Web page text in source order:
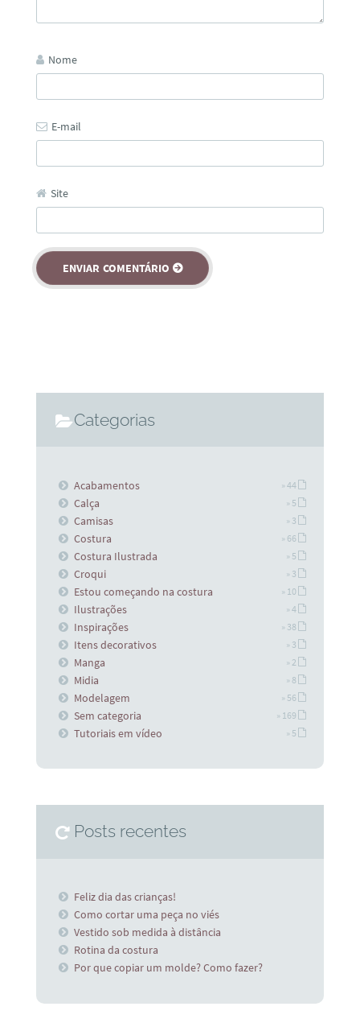
Nome
E-mail
Site
Categorias
Acabamentos » 44
Calça » 5
Camisas » 3
Costura » 66
Costura Ilustrada » 5
Croqui » 3
Estou começando na costura » 10
Ilustrações » 4
Inspirações » 38
Itens decorativos » 3
Manga » 2
Midia » 8
Modelagem » 56
Sem categoria » 169
Tutoriais em vídeo » 5
Posts recentes
Feliz dia das crianças!
Como cortar uma peça no viés
Vestido sob medida à distância
Rotina da costura
Por que copiar um molde? Como fazer?